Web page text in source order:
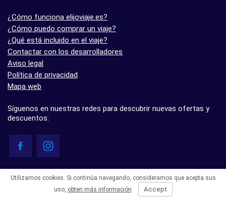
¿Cómo funciona elijoviaje.es?
¿Cómo puedo comprar un viaje?
¿Qué está incluido en el viaje?
Contactar con los desarrolladores
Aviso legal
Política de privacidad
Mapa web
Síguenos en nuestras redes para descubrir nuevas ofertas y
descuentos:
- 5.0 basado en 7 opiniones
Utilizamos cookies. Si continúa navegando, consideramos que acepta sus
uso, obten más información Accept